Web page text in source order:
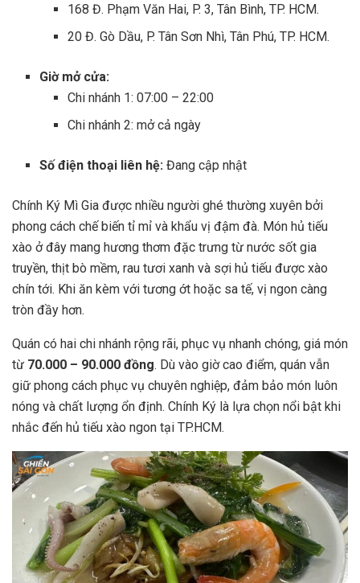
168 Đ. Phạm Văn Hai, P. 3, Tân Bình, TP. HCM.
20 Đ. Gò Dầu, P. Tân Sơn Nhì, Tân Phú, TP. HCM.
Giờ mở cửa:
Chi nhánh 1: 07:00 – 22:00
Chi nhánh 2: mở cả ngày
Số điện thoại liên hệ: Đang cập nhật
Chính Ký Mì Gia được nhiều người ghé thường xuyên bởi
phong cách chế biến tỉ mỉ và khẩu vị đậm đà. Món hủ tiếu
xào ở đây mang hương thơm đặc trưng từ nước sốt gia
truyền, thịt bò mềm, rau tươi xanh và sợi hủ tiếu được xào
chín tới. Khi ăn kèm với tương ớt hoặc sa tế, vị ngon càng
tròn đầy hơn.
Quán có hai chi nhánh rộng rãi, phục vụ nhanh chóng, giá món
từ 70.000 – 90.000 đồng. Dù vào giờ cao điểm, quán vẫn
giữ phong cách phục vụ chuyên nghiệp, đảm bảo món luôn
nóng và chất lượng ổn định. Chính Ký là lựa chọn nổi bật khi
nhắc đến hủ tiếu xào ngon tại TP.HCM.